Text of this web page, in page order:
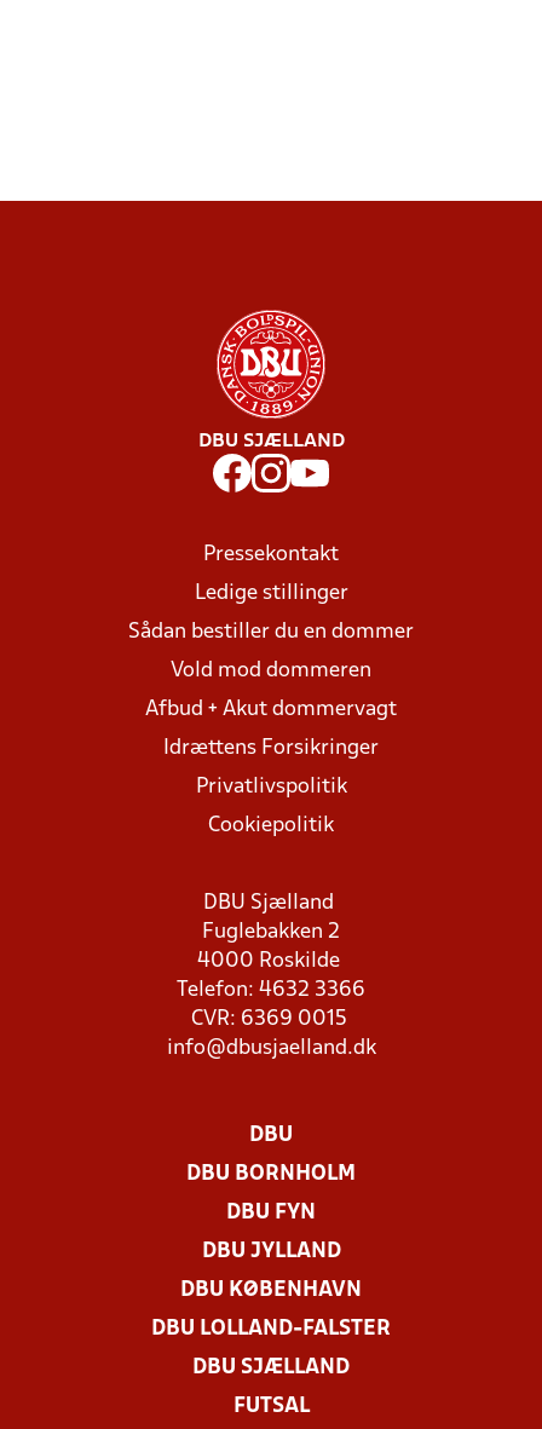
DBU SJÆLLAND
Pressekontakt
Ledige stillinger
Sådan bestiller du en dommer
Vold mod dommeren
Afbud + Akut dommervagt
Idrættens Forsikringer
Privatlivspolitik
Cookiepolitik
DBU Sjælland
Fuglebakken 2
4000 Roskilde
Telefon: 4632 3366
CVR: 6369 0015
info@dbusjaelland.dk
DBU
DBU BORNHOLM
DBU FYN
DBU JYLLAND
DBU KØBENHAVN
DBU LOLLAND-FALSTER
DBU SJÆLLAND
FUTSAL